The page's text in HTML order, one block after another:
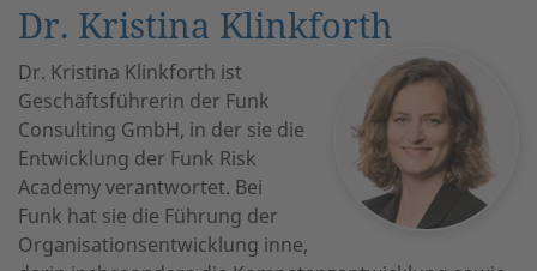
Dr. Kristina Klinkforth
Dr. Kristina Klinkforth ist
Geschäftsführerin der Funk
Consulting GmbH, in der sie die
Entwicklung der Funk Risk
Academy verantwortet. Bei
Funk hat sie die Führung der
Organisationsentwicklung inne,